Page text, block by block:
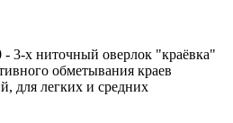
3-х ниточный оверлок "краёвка"
обметывания краев
для легких и средних